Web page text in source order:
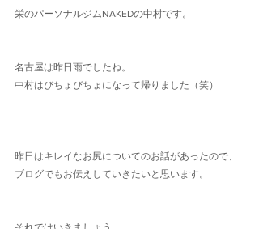
栄のパーソナルジムNAKEDの中村です。
名古屋は昨日雨でしたね。
中村はびちょびちょになって帰りました（笑）
昨日はキレイなお尻についてのお話があったので、
ブログでもお伝えしていきたいと思います。